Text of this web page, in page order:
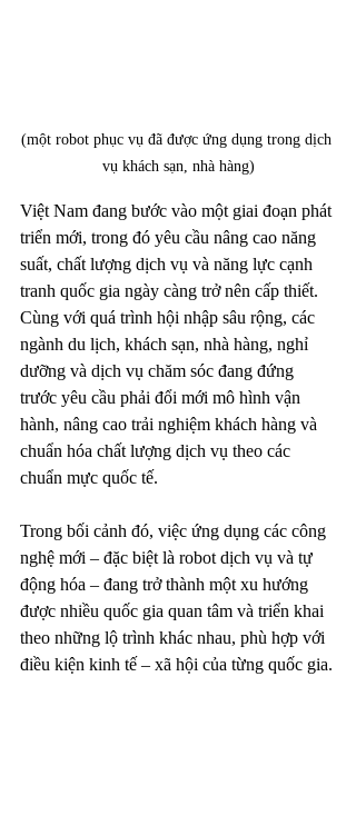
(một robot phục vụ đã được ứng dụng trong dịch
vụ khách sạn, nhà hàng)
Việt Nam đang bước vào một giai đoạn phát
triển mới, trong đó yêu cầu nâng cao năng
suất, chất lượng dịch vụ và năng lực cạnh
tranh quốc gia ngày càng trở nên cấp thiết.
Cùng với quá trình hội nhập sâu rộng, các
ngành du lịch, khách sạn, nhà hàng, nghỉ
dưỡng và dịch vụ chăm sóc đang đứng
trước yêu cầu phải đổi mới mô hình vận
hành, nâng cao trải nghiệm khách hàng và
chuẩn hóa chất lượng dịch vụ theo các
chuẩn mực quốc tế.
Trong bối cảnh đó, việc ứng dụng các công
nghệ mới – đặc biệt là robot dịch vụ và tự
động hóa – đang trở thành một xu hướng
được nhiều quốc gia quan tâm và triển khai
theo những lộ trình khác nhau, phù hợp với
điều kiện kinh tế – xã hội của từng quốc gia.